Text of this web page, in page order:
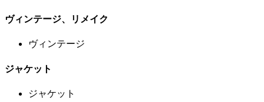
ヴィンテージ、リメイク
ヴィンテージ
ジャケット
ジャケット